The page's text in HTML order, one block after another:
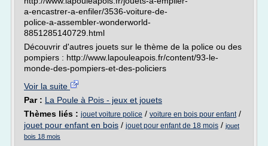
a-encastrer-a-enfiler/3536-voiture-de-
police-a-assembler-wonderworld-
8851285140729.html
Découvrir d'autres jouets sur le thème de la police ou des
pompiers : http://www.lapouleapois.fr/content/93-le-
monde-des-pompiers-et-des-policiers
Voir la suite
Par : La Poule à Pois - jeux et jouets
Thèmes liés : jouet voiture police / voiture en bois pour enfant/
jouet pour enfant en bois / jouet pour enfant de 18 mois / jouet
bois 18 mois